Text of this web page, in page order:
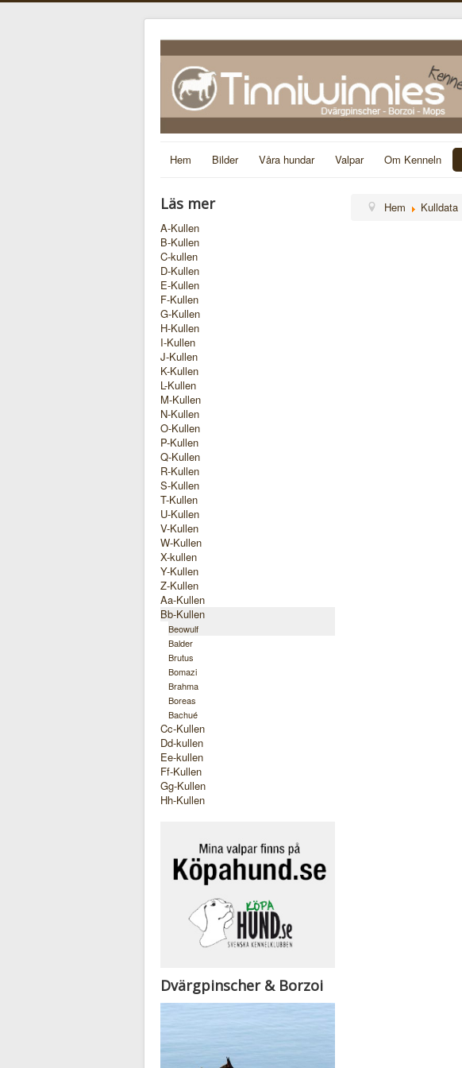
Hem Bilder Våra hundar Valpar Om Kenneln
Läs mer
A-Kullen
B-Kullen
C-kullen
D-Kullen
E-Kullen
F-Kullen
G-Kullen
H-Kullen
I-Kullen
J-Kullen
K-Kullen
L-Kullen
M-Kullen
N-Kullen
O-Kullen
P-Kullen
Q-Kullen
R-Kullen
S-Kullen
T-Kullen
U-Kullen
V-Kullen
W-Kullen
X-kullen
Y-Kullen
Z-Kullen
Aa-Kullen
Bb-Kullen
Beowulf
Balder
Brutus
Bomazi
Brahma
Boreas
Bachué
Cc-Kullen
Dd-kullen
Ee-kullen
Ff-Kullen
Gg-Kullen
Hh-Kullen
Dvärgpinscher & Borzoi
Hem Kulldata